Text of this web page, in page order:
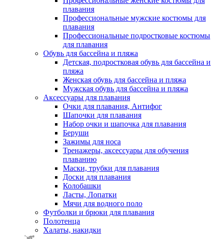
плавания
Профессиональные мужские костюмы для
плавания
Профессиональные подростковые костюмы
для плавания
Обувь для бассейна и пляжа
Детская, подростковая обувь для бассейна и
пляжа
Женская обувь для бассейна и пляжа
Мужская обувь для бассейна и пляжа
Аксессуары для плавания
Очки для плавания, Антифог
Шапочки для плавания
Набор очки и шапочка для плавания
Беруши
Зажимы для носа
Тренажеры, аксессуары для обучения
плаванию
Маски, трубки для плавания
Доски для плавания
Колобашки
Ласты, Лопатки
Мячи для водного поло
Футболки и брюки для плавания
Полотенца
Халаты, накидки